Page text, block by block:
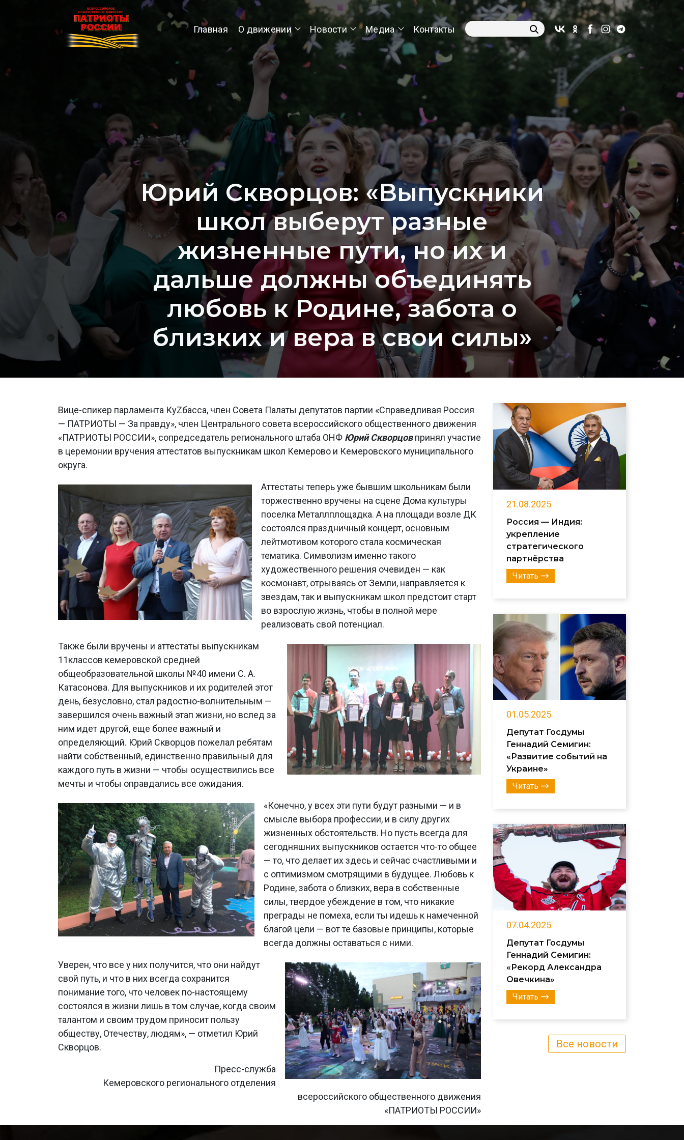
Главная О движении Новости Медиа Контакты
Юрий Скворцов: «Выпускники
школ выберут разные
жизненные пути, но их и
дальше должны объединять
любовь к Родине, забота о
близких и вера в свои силы»
Вице-спикер парламента КуZбасса, член Совета Палаты депутатов партии «Справедливая Россия
— ПАТРИОТЫ — За правду», член Центрального совета всероссийского общественного движения
«ПАТРИОТЫ РОССИИ», сопредседатель регионального штаба ОНФ Юрий Скворцовпринял участие
в церемонии вручения аттестатов выпускникам школ Кемерово и Кемеровского муниципального
округа.
Аттестаты теперь уже бывшим школьникам были
торжественно вручены на сцене Дома культуры
поселка Металлплощадка. А на площади возле ДК
состоялся праздничный концерт, основным
лейтмотивом которого стала космическая
тематика. Символизм именно такого
художественного решения очевиден — как
космонавт, отрываясь от Земли, направляется к
звездам, так и выпускникам школ предстоит старт
во взрослую жизнь, чтобы в полной мере
реализовать свой потенциал.
Также были вручены и аттестаты выпускникам
11классов кемеровской средней
общеобразовательной школы №40 имени С. А.
Катасонова. Для выпускников и их родителей этот
день, безусловно, стал радостно-волнительным —
завершился очень важный этап жизни, но вслед за
ним идет другой, еще более важный и
определяющий. Юрий Скворцов пожелал ребятам
найти собственный, единственно правильный для
каждого путь в жизни — чтобы осуществились все
мечты и чтобы оправдались все ожидания.
«Конечно, у всех эти пути будут разными — и в
смысле выбора профессии, и в силу других
жизненных обстоятельств. Но пусть всегда для
сегодняшних выпускников остается что-то общее
— то, что делает их здесь и сейчас счастливыми и
с оптимизмом смотрящими в будущее. Любовь к
Родине, забота о близких, вера в собственные
силы, твердое убеждение в том, что никакие
преграды не помеха, если ты идешь к намеченной
благой цели — вот те базовые принципы, которые
всегда должны оставаться с ними.
Уверен, что все у них получится, что они найдут
свой путь, и что в них всегда сохранится
понимание того, что человек по-настоящему
состоялся в жизни лишь в том случае, когда своим
талантом и своим трудом приносит пользу
обществу, Отечеству, людям», — отметил Юрий
Скворцов.
Пресс-служба
Кемеровского регионального отделения
всероссийского общественного движения
«ПАТРИОТЫ РОССИИ»
21.08.2025
Россия — Индия:
укрепление
стратегического
партнёрства
Читать
01.05.2025
Депутат Госдумы
Геннадий Семигин:
«Развитие событий на
Украине»
Читать
07.04.2025
Депутат Госдумы
Геннадий Семигин:
«Рекорд Александра
Овечкина»
Читать
Все новости